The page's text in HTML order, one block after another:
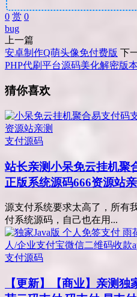
0 赏 0
bug
上一篇
安卓制作Q萌头像免付费版 下
PHP代刷平台源码美化解密版
猜你喜欢
支付源码
站长亲测小呆免云挂机聚
正版系统源码666资源站
源支付系统要求太高了，所有
付系统源码，自己也在用...
支付源码
【更新】【商业】亲测独